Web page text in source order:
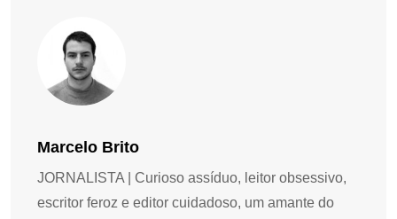
Marcelo Brito
JORNALISTA | Curioso assíduo, leitor obsessivo,
escritor feroz e editor cuidadoso, um amante do